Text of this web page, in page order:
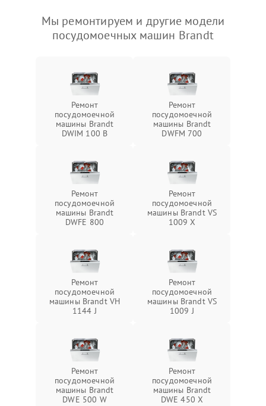
Мы ремонтируем и другие модели
посудомоечных машин Brandt
Ремонт
посудомоечной
машины Brandt
DWIM 100 B
Ремонт
посудомоечной
машины Brandt
DWFM 700
Ремонт
посудомоечной
машины Brandt
DWFE 800
Ремонт
посудомоечной
машины Brandt VS
1009 X
Ремонт
посудомоечной
машины Brandt VH
1144 J
Ремонт
посудомоечной
машины Brandt VS
1009 J
Ремонт
посудомоечной
машины Brandt
DWE 500 W
Ремонт
посудомоечной
машины Brandt
DWE 450 X